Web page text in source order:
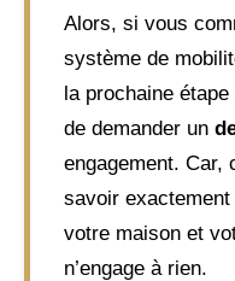
Alors, si vous
système de
la prochaine
de demander un
engagement. Car,
savoir
votre maison et
n’engage à rien.